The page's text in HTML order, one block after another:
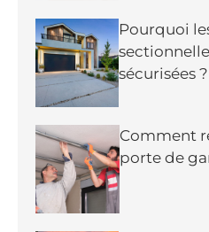
Pourquoi
sécurisées ?
Comment
porte de